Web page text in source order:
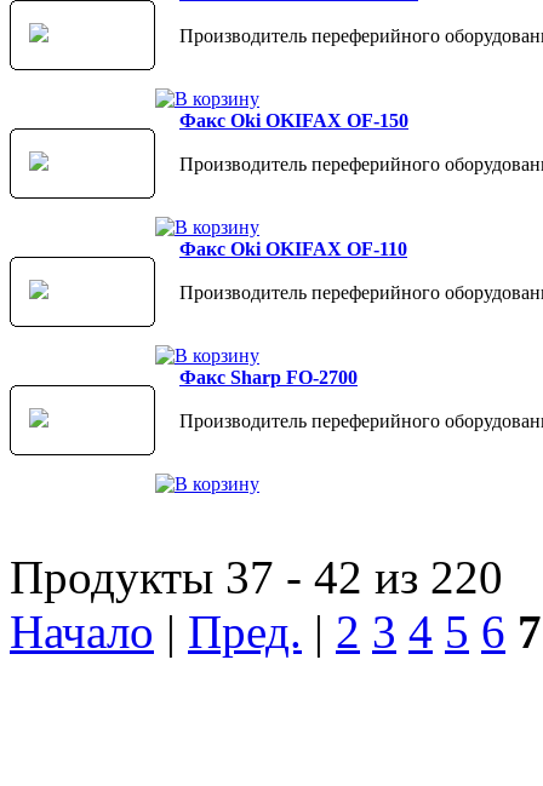
Производитель переферийного
Факс Oki OKIFAX OF-150
Производитель переферийного
Факс Oki OKIFAX OF-110
Производитель переферийного
Факс Sharp FO-2700
Производитель переферийного
Продукты 37 - 42 из 220
Начало | Пред. | 2 3 4 5 6 7